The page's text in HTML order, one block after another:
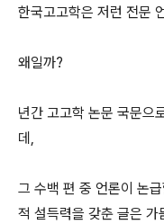
한국고고학은 저런 전문
왜일까?
년간 고고학 논문 국문으
데,
그 수백 편 중 언론이 논
적 설득력을 갖춘 글은